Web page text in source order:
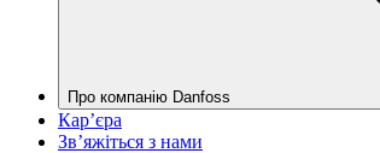
Про компанію Danfoss
Кар’єра
Зв’яжіться з нами